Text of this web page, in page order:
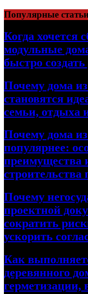
Перейти
к
содержимому
Популярные
Когда хочется
модульные
быстро
Почему дома из
становятся
семьи, отдыха
Почему дома
популярнее:
преимущества
строительства
Почему
проектной
сократить
ускорить
Как
деревянного
герметизации,